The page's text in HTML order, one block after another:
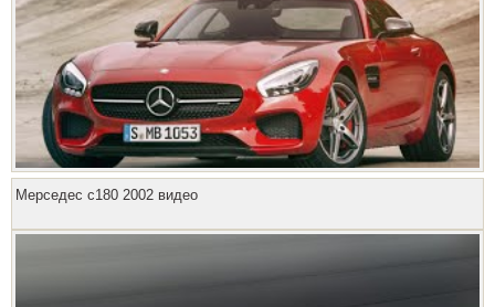
Мерседес с180 2002 видео